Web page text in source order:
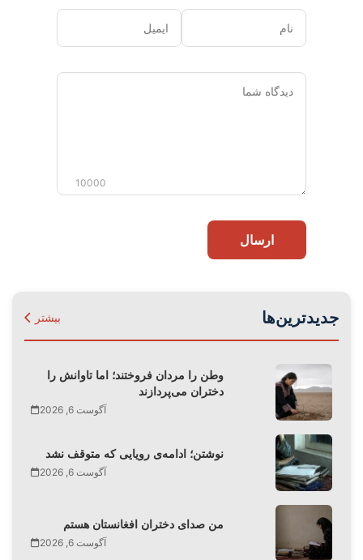
نام ایمیل
دیدگاه
10000
ارسال
جدیدترین‌ها بیشتر
وطن را مردان فروختند؛ اما تاوانش را
دختران می‌پردازند
آگوست 6, 2026
نوشتن؛ ادامه‌ی رویایی که متوقف نشد
آگوست 6, 2026
من صدای دختران افغانستان هستم
آگوست 6, 2026